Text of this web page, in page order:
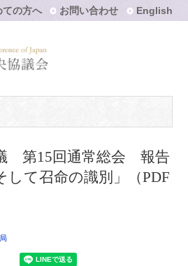
ての方へ お問い合わせ English
第15回通常総会 報告
して召命の識別」（PDF